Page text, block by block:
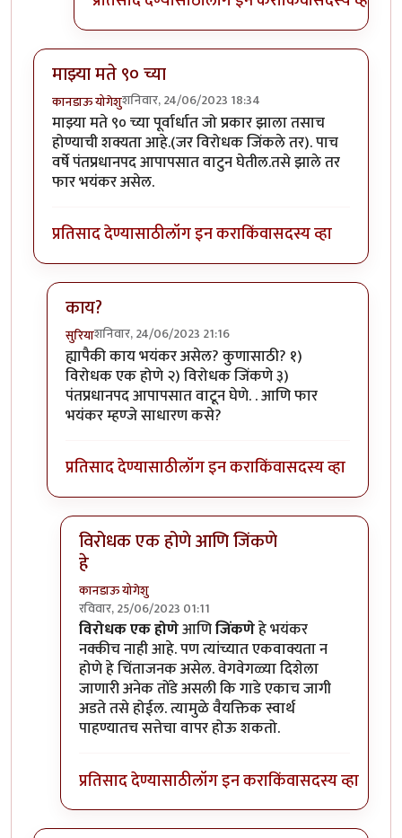
माझ्या मते ९० च्या
कानडाऊ योगेशुशनिवार, 24/06/2023 18:34
माझ्या मते ९० च्या पूर्वार्धात जो प्रकार झाला तसाच
होण्याची शक्यता आहे.(जर विरोधक जिंकले तर). पाच
वर्षे पंतप्रधानपद आपापसात वाटुन घेतील.तसे झाले तर
फार भयंकर असेल.
प्रतिसाद देण्यासाठीलॉग इन कराकिंवासदस्य व्हा
काय?
सुरियाशनिवार, 24/06/2023 21:16
In reply toमाझ्या मते ९० च्याbyकानडाऊ योगेशु
ह्यापैकी काय भयंकर असेल? कुणासाठी? १)
विरोधक एक होणे २) विरोधक जिंकणे ३)
पंतप्रधानपद आपापसात वाटून घेणे. . आणि फार
भयंकर म्हण्जे साधारण कसे?
प्रतिसाद देण्यासाठीलॉग इन कराकिंवासदस्य व्हा
विरोधक एक होणे आणि जिंकणे
हे
कानडाऊ योगेशु
रविवार, 25/06/2023 01:11
In reply toकाय?byसुरिया
विरोधक एक होणेआणिजिंकणेहे भयंकर
नक्कीच नाही आहे. पण त्यांच्यात एकवाक्यता न
होणे हे चिंताजनक असेल. वेगवेगळ्या दिशेला
जाणारी अनेक तोंडे असली कि गाडे एकाच जागी
अडते तसे होईल. त्यामुळे वैयक्तिक स्वार्थ
पाहण्यातच सत्तेचा वापर होऊ शकतो.
प्रतिसाद देण्यासाठीलॉग इन कराकिंवासदस्य व्हा